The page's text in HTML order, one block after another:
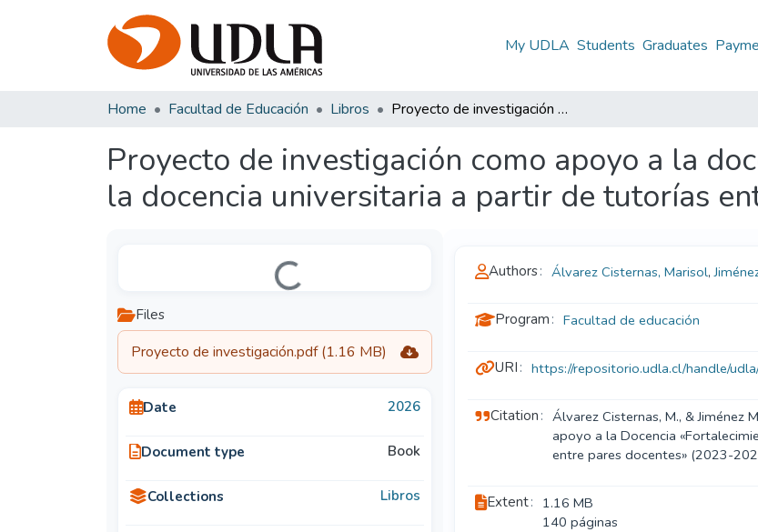
My UDLA Students Graduates
Home Facultad de Educación Libros Proyecto de investigación como apoyo a la docencia: Fortalecimiento de la docencia universitaria a partir de tutorías entre pares docentes
Proyecto de investigación como apoyo a la
la docencia universitaria a partir de tutorías
Loading...
Files
Proyecto de investigación.pdf(1.16 MB)
Date 2026
Document type Book
Collections Libros
Authors Álvarez Cisternas, Marisol,
Program Facultad de educación
URI https://repositorio.udla.cl/handle/
Citation
Álvarez Cisternas, M., & Jiménez
apoyo a la Docencia
entre pares docentes» (2023-
Extent
1.16 MB
140 páginas